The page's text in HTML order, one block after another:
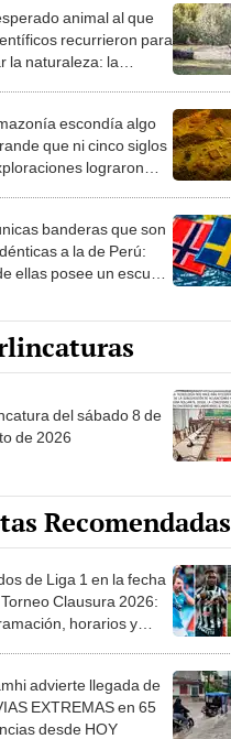
animal al que
recurrieron para
la naturaleza: la
en un paisaje con
escondía algo
que ni cinco siglos
lograron
sobre su pasado
banderas que son
a la de Perú:
ellas posee un escudo
del sábado 8 de
de 2026
Recomendadas
de Liga 1 en la fecha
Clausura 2026:
horarios y
advierte llegada de
EXTREMAS en 65
desde HOY